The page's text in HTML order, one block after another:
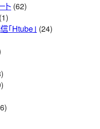
ト (62)
(1)
Htube」 (24)